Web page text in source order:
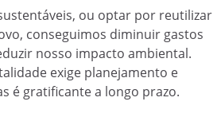
ou optar por reutilizar
conseguimos diminuir gastos
nosso impacto ambiental.
exige planejamento e
é gratificante a longo prazo.